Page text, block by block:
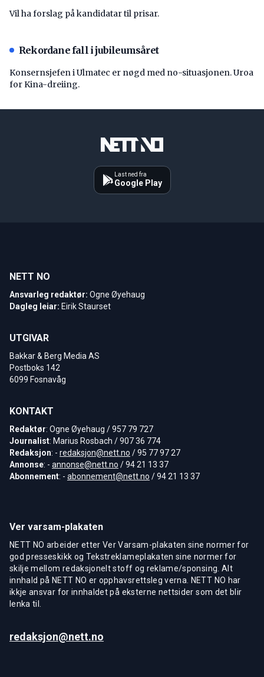
Vil ha forslag på kandidatar til prisar.
Rekordane fall i jubileumsåret
Konsernsjefen i Ulmatec er nøgd med no-situasjonen. Uroa
for Kina-dreiing.
Last ned fra
Google Play
NETT NO
Ansvarleg redaktør: Ogne Øyehaug
Dagleg leiar: Eirik Staurset
UTGIVAR
Bakkar & Berg Media AS
Postboks 142
6099 Fosnavåg
KONTAKT
Redaktør: Ogne Øyehaug / 957 79 727
Journalist: Marius Rosbach / 907 36 774
Redaksjon: - redaksjon@nett.no / 95 77 97 27
Annonse: - annonse@nett.no / 94 21 13 37
Abonnement: - abonnement@nett.no / 94 21 13 37
Ver varsam-plakaten
NETT NO arbeider etter Ver Varsam-plakaten sine normer for
god presseskikk og Tekstreklameplakaten sine normer for
skilje mellom redaksjonelt stoff og reklame/sponsing. Alt
innhald på NETT NO er opphavsrettsleg verna. NETT NO har
ikkje ansvar for innhaldet på eksterne nettsider som det blir
lenka til.
redaksjon@nett.no